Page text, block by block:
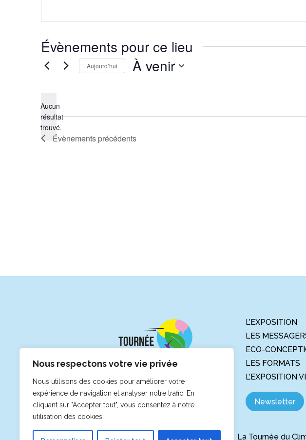
Nous respectons votre vie privée
Nous utilisons des cookies pour améliorer votre
expérience de navigation et analyser notre trafic. En
cliquant sur "Accepter tout", vous consentez à notre
utilisation des cookies.
Évènements pour ce lieu
Notice
Aucun
résultat
trouvé.
Aujourd’hui À venir
Évènements précédents
L’EXPOSITION
LES
ECO-
LES FORMATS
L’EXPOSITION
Newsletter
La Tournée du